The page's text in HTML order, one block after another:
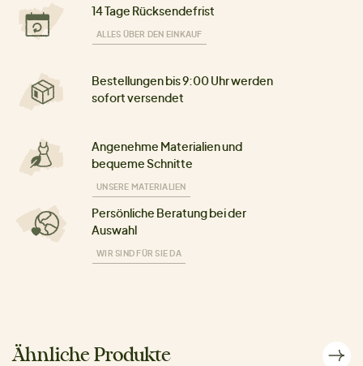
14 Tage Rücksendefrist
ALLES ÜBER DEN EINKAUF
Bestellungen bis 9:00 Uhr werden
sofort versendet
Angenehme Materialien und
bequeme Schnitte
UNSERE MATERIALIEN
Persönliche Beratung bei der
Auswahl
WIR SIND FÜR SIE DA
Ähnliche Produkte